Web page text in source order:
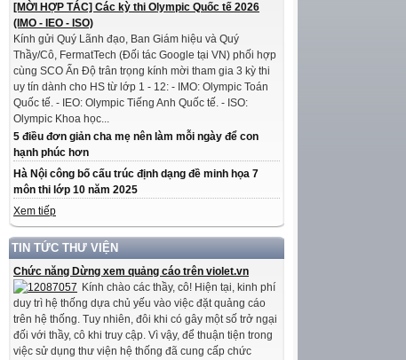
[MỜI HỢP TÁC] Các kỳ thi Olympic Quốc tế 2026
(IMO - IEO - ISO)
Kính gửi Quý Lãnh đạo, Ban Giám hiệu và Quý
Thầy/Cô, FermatTech (Đối tác Google tại VN) phối hợp
cùng SCO Ấn Độ trân trọng kính mời tham gia 3 kỳ thi
uy tín dành cho HS từ lớp 1 - 12: - IMO: Olympic Toán
Quốc tế. - IEO: Olympic Tiếng Anh Quốc tế. - ISO:
Olympic Khoa học...
5 điều đơn giản cha mẹ nên làm mỗi ngày để con
hạnh phúc hơn
Hà Nội công bố cấu trúc định dạng đề minh họa 7
môn thi lớp 10 năm 2025
Xem tiếp
TIN TỨC THƯ VIỆN
Chức năng Dừng xem quảng cáo trên violet.vn
Kính chào các thầy, cô! Hiện tại, kinh phí
duy trì hệ thống dựa chủ yếu vào việc đặt quảng cáo
trên hệ thống. Tuy nhiên, đôi khi có gây một số trở ngại
đối với thầy, cô khi truy cập. Vì vậy, để thuận tiện trong
việc sử dụng thư viện hệ thống đã cung cấp chức